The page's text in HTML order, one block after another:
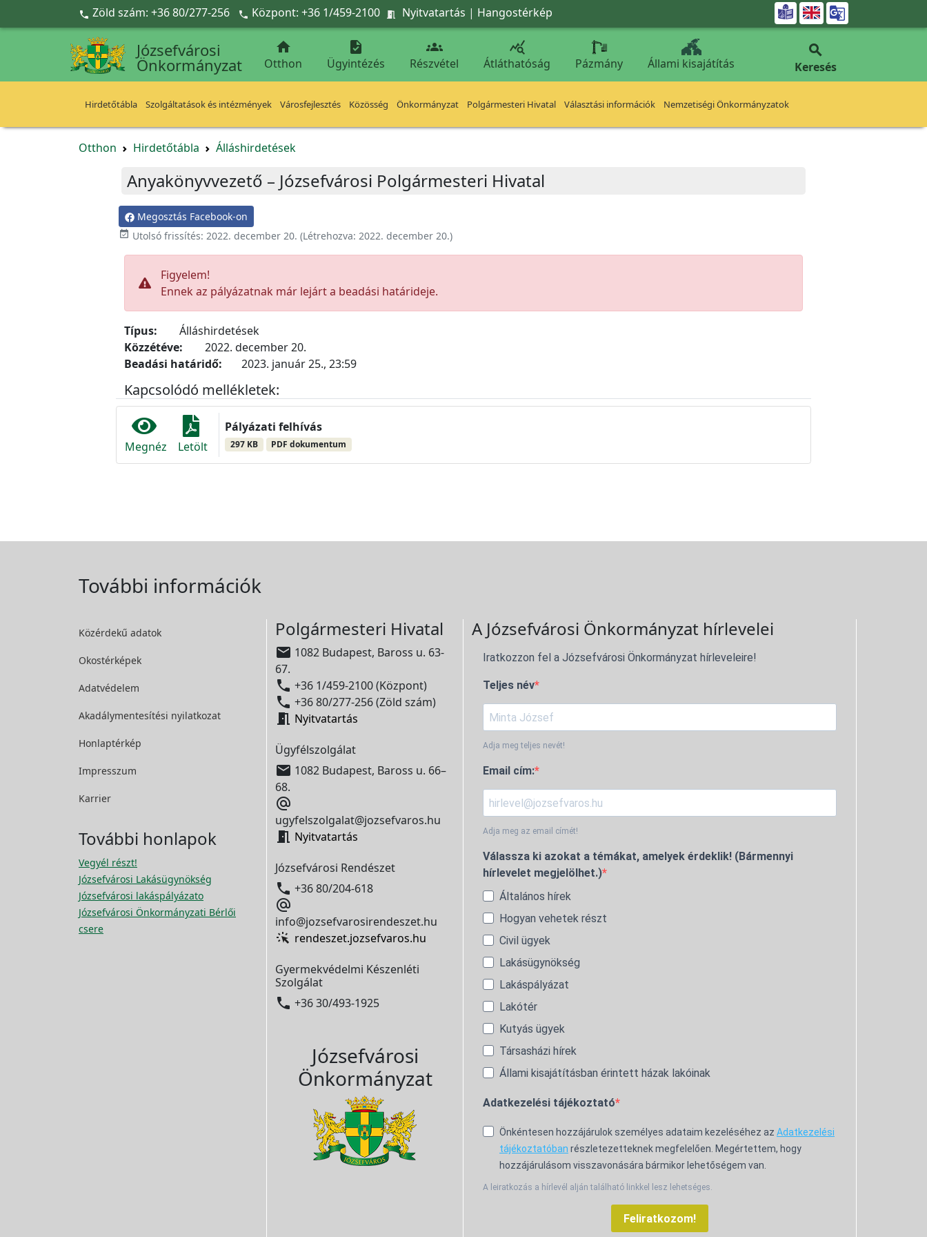
Ugrás a fő tartalomra
 Zöld szám: +36 80/277-256  Központ: +36 1/459-2100  Nyitvatartás | Hangostérkép 
Józsefvárosi
Önkormányzat

Otthon

Ügyintézés

Részvétel

Átláthatóság Pázmány Állami kisajátítás

Keresés
Hirdetőtábla Szolgáltatások és intézmények Városfejlesztés Közösség Önkormányzat Polgármesteri Hivatal Választási információk Nemzetiségi Önkormányzatok
Otthon Hirdetőtábla Álláshirdetések
Anyakönyvvezető – Józsefvárosi Polgármesteri Hivatal
Megosztás Facebook-on
 Utolsó frissítés: 2022. december 20. (Létrehozva: 2022. december 20.)
Figyelem!
Ennek az pályázatnak már lejárt a beadási határideje.
Típus:
Álláshirdetések
Közzétéve:
2022. december 20.
Beadási határidő:
2023. január 25., 23:59
Kapcsolódó mellékletek:
Megnéz Letölt
Pályázati felhívás
297 KB PDF dokumentum
További információk
Közérdekű adatok
Okostérképek
Adatvédelem
Akadálymentesítési nyilatkozat
Honlaptérkép
Impresszum
Karrier
További honlapok
Vegyél részt!
Józsefvárosi Lakásügynökség
Józsefvárosi lakáspályázato
Józsefvárosi Önkormányzati Bérlői
csere
Polgármesteri Hivatal
 1082 Budapest, Baross u. 63-
67.
 +36 1/459-2100 (Központ)
 +36 80/277-256 (Zöld szám)
 Nyitvatartás
Ügyfélszolgálat
 1082 Budapest, Baross u. 66–
68.

ugyfelszolgalat@jozsefvaros.hu
 Nyitvatartás
Józsefvárosi Rendészet
 +36 80/204-618

info@jozsefvarosirendeszet.hu
rendeszet.jozsefvaros.hu
Gyermekvédelmi Készenléti
Szolgálat
 +36 30/493-1925
Józsefvárosi
Önkormányzat
A Józsefvárosi Önkormányzat hírlevelei
Iratkozzon fel a Józsefvárosi Önkormányzat hírleveleire!
Teljes név
Adja meg teljes nevét!
Email cím:
Adja meg az email címét!
Válassza ki azokat a témákat, amelyek érdeklik! (Bármennyi
hírlevelet megjelölhet.)
Általános hírek
Hogyan vehetek részt
Civil ügyek
Lakásügynökség
Lakáspályázat
Lakótér
Kutyás ügyek
Társasházi hírek
Állami kisajátításban érintett házak lakóinak
Adatkezelési tájékoztató
Önkéntesen hozzájárulok személyes adataim kezeléséhez az Adatkezelési
tájékoztatóban részletezetteknek megfelelően. Megértettem, hogy
hozzájárulásom visszavonására bármikor lehetőségem van.
A leiratkozás a hírlevél alján található linkkel lesz lehetséges.
Feliratkozom!